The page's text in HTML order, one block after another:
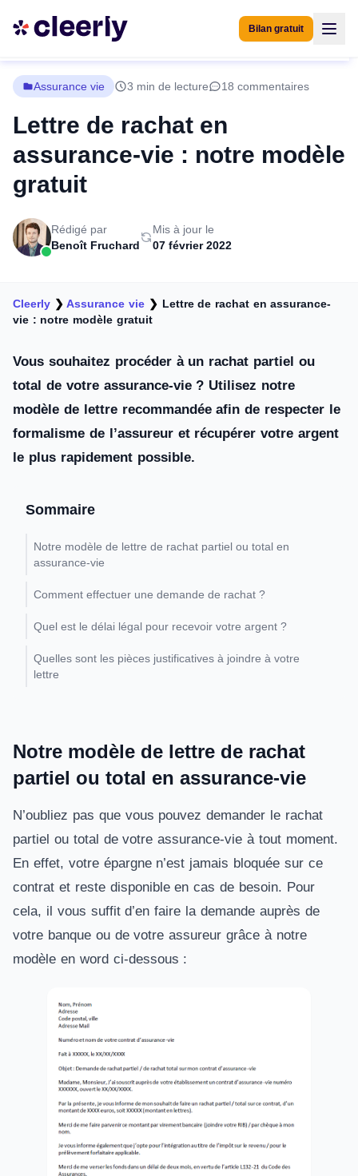
Bilan gratuit
Assurance vie 3 min de lecture 18 commentaires
Lettre de rachat en
assurance-vie : notre modèle
gratuit
Rédigé par
Benoît Fruchard
Mis à jour le
07 février 2022
Cleerly ❯Assurance vie ❯ Lettre de rachat en assurance-
vie : notre modèle gratuit
Vous souhaitez procéder à un rachat partiel ou
total de votre assurance-vie ? Utilisez notre
modèle de lettre recommandée afin de respecter le
formalisme de l’assureur et récupérer votre argent
le plus rapidement possible.
Sommaire
Notre modèle de lettre de rachat partiel ou total en
assurance-vie
Comment effectuer une demande de rachat ?
Quel est le délai légal pour recevoir votre argent ?
Quelles sont les pièces justificatives à joindre à votre
lettre
Notre modèle de lettre de rachat
partiel ou total en assurance-vie
N’oubliez pas que vous pouvez demander le rachat
partiel ou total de votre assurance-vie à tout moment.
En effet, votre épargne n’est jamais bloquée sur ce
contrat et reste disponible en cas de besoin. Pour
cela, il vous suffit d’en faire la demande auprès de
votre banque ou de votre assureur grâce à notre
modèle en word ci-dessous :